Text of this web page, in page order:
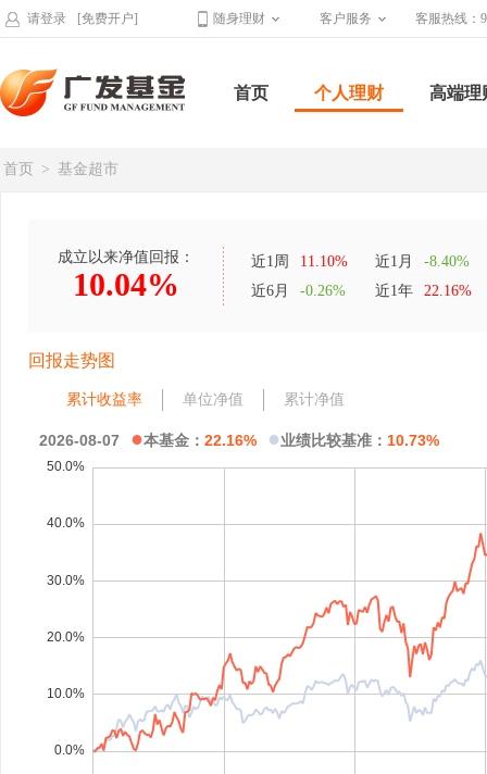
请登录 [免费开户] 随身理财 客户服务 客服热线：
首页 个人理财 高端理
首页 > 基金超市
成立以来净值回报：
10.04%
近1周 11.10% 近1月
-8.40%
近6月
-0.26% 近1年 22.16%
回报走势图
累计收益率 单位净值 累计净值
2026-08-07 ●本基金： 22.16% ●业绩比较基准： 10.73%